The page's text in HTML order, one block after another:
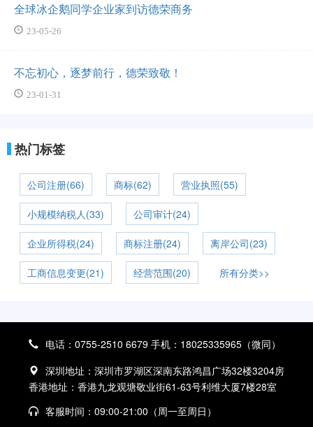
全球冰企鹅同学企业家到访德荣商务
23-05-26
不忘初心，逐梦前行，德荣致敬！
23-01-31
热门标签
公司注册(66) 商标(62) 营业执照(55)
小规模纳税人(33) 公司审计(24)
企业所得税(24) 商标注册(24) 离岸公司(23)
工商信息变更(21) 经营范围(20) 所有分类>>
电话：0755-2510 6679 手机：18025335965（微同）
深圳地址：深圳市罗湖区深南东路鸿昌广场32楼3204房
香港地址：香港九龙观塘敬业街61-63号利维大厦7楼28室
客服时间：09:00-21:00（周一至周日）